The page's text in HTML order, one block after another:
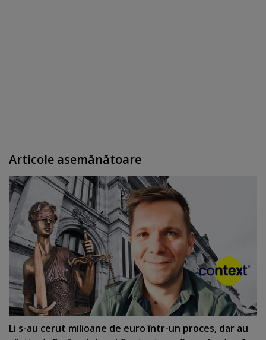
Articole asemănătoare
Li s-au cerut milioane de euro într-un proces, dar au